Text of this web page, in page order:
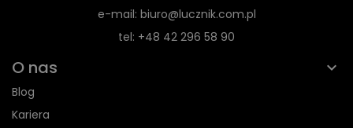
e-mail: biuro@lucznik.com.pl
tel: +48 42 296 58 90
O nas
Blog
Kariera